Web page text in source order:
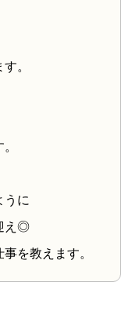
。
うに
え◎
を教えます。